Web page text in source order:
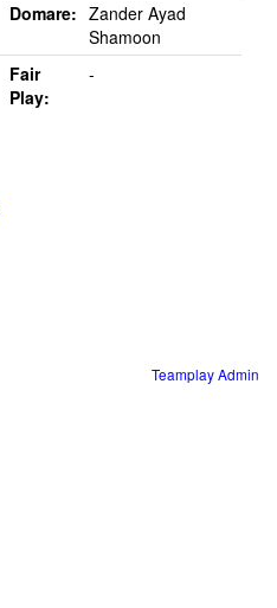
Domare: Zander Ayad
Shamoon
Fair
Play:
-
Teamplay Admin